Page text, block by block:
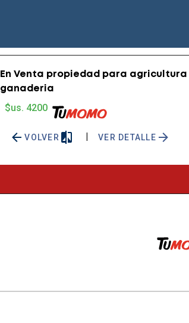
En Venta propiedad para agricultura
ganaderia
$us. 4200
VOLVER VER DETALLE